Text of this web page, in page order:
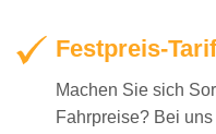
Festpreis-
Machen Sie sich
Fahrpreise? Bei